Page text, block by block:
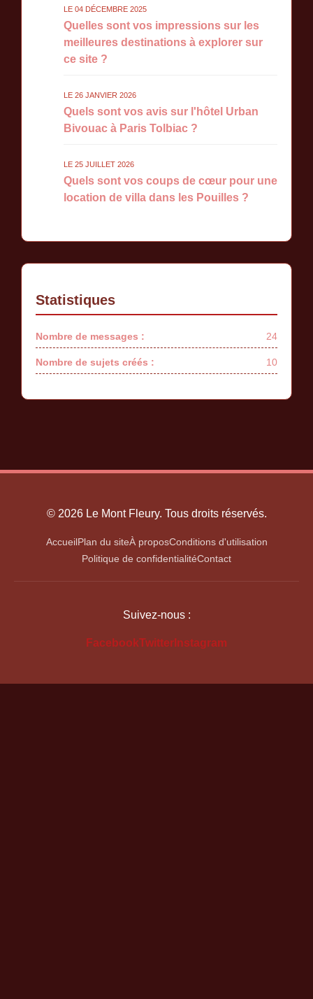
LE 04 DÉCEMBRE 2025
Quelles sont vos impressions sur les
meilleures destinations à explorer sur
ce site ?
LE 26 JANVIER 2026
Quels sont vos avis sur l'hôtel Urban
Bivouac à Paris Tolbiac ?
LE 25 JUILLET 2026
Quels sont vos coups de cœur pour une
location de villa dans les Pouilles ?
Statistiques
Nombre de messages : 24
Nombre de sujets créés : 10
© 2026 Le Mont Fleury. Tous droits réservés.
AccueilPlan du siteÀ proposConditions d'utilisation
Politique de confidentialitéContact
Suivez-nous :
FacebookTwitter Instagram